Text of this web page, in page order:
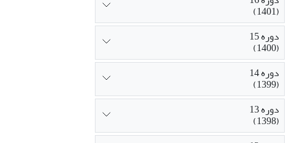
(1401)
دوره 15
(1400)
دوره 14
(1399)
دوره 13
(1398)